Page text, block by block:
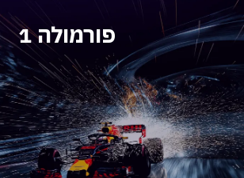
פורמולה 1